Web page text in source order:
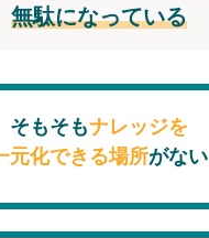
無駄になっている
そもそもナレッジを
元化できる場所がない